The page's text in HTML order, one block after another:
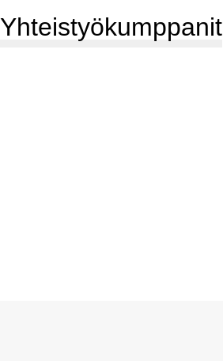
Yhteistyökumppanit